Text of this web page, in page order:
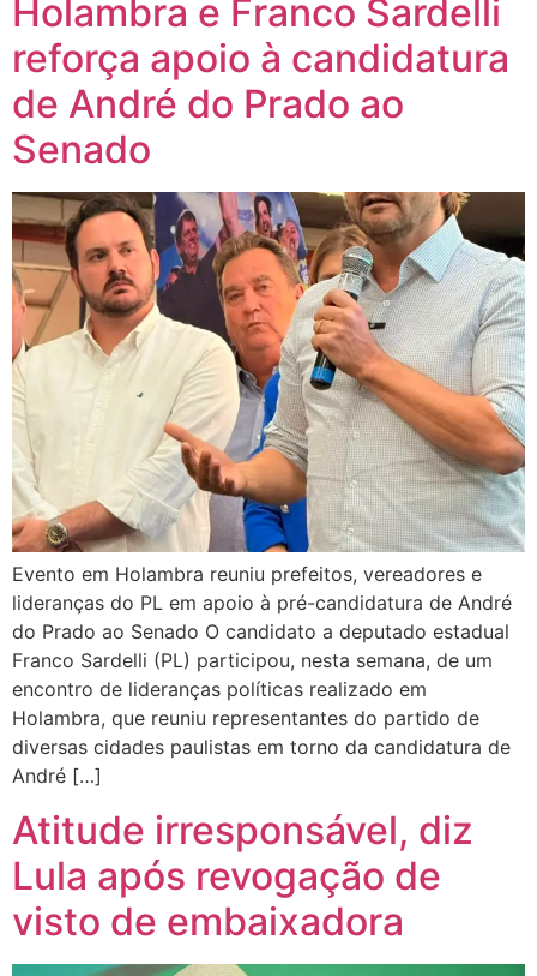
Holambra e Franco Sardelli
reforça apoio à candidatura
de André do Prado ao
Senado
Evento em Holambra reuniu prefeitos, vereadores e
lideranças do PL em apoio à pré-candidatura de André
do Prado ao Senado O candidato a deputado estadual
Franco Sardelli (PL) participou, nesta semana, de um
encontro de lideranças políticas realizado em
Holambra, que reuniu representantes do partido de
diversas cidades paulistas em torno da candidatura de
André […]
Atitude irresponsável, diz
Lula após revogação de
visto de embaixadora